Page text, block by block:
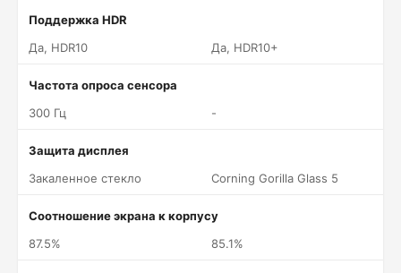
Поддержка HDR
Да, HDR10
Да, HDR10+
Частота опроса сенсора
300 Гц
-
Защита дисплея
Закаленное стекло
Corning Gorilla Glass 5
Соотношение экрана к корпусу
87.5%
85.1%